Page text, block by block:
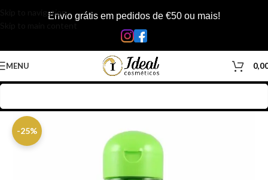
Skip to navigationEnvio grátis em pedidos de €50 ou mais!
MENU
-25%